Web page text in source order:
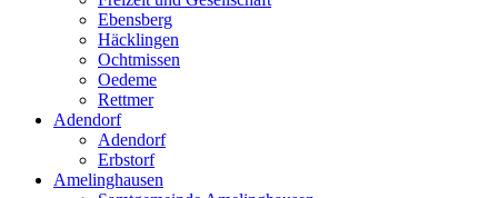
Ebensberg
Häcklingen
Ochtmissen
Oedeme
Rettmer
Adendorf
Adendorf
Erbstorf
Amelinghausen